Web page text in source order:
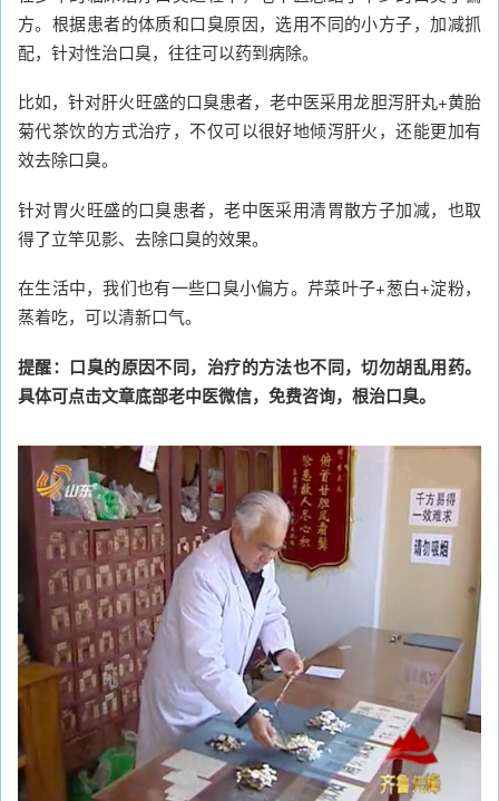
方。根据患者的体质和口臭原因，选用不同的小方子，加减抓
配，针对性治口臭，往往可以药到病除。
比如，针对肝火旺盛的口臭患者，老中医采用龙胆泻肝丸+黄胎
菊代茶饮的方式治疗，不仅可以很好地倾泻肝火，还能更加有
效去除口臭。
针对胃火旺盛的口臭患者，老中医采用清胃散方子加减，也取
得了立竿见影、去除口臭的效果。
在生活中，我们也有一些口臭小偏方。芹菜叶子+葱白+淀粉，
蒸着吃，可以清新口气。
提醒：口臭的原因不同，治疗的方法也不同，切勿胡乱用药。
具体可点击文章底部老中医微信，免费咨询，根治口臭。